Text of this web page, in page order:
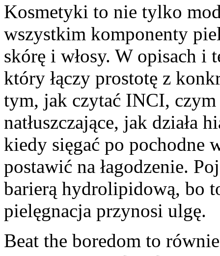
Kosmetyki to nie tylko
wszystkim komponenty
skórę i włosy. W opisach i
który łączy prostotę z
tym, jak czytać INCI, czym
natłuszczające, jak działa
kiedy sięgać po pochodne
postawić na łagodzenie.
barierą hydrolipidową, bo
pielęgnacja przynosi ulgę.
Beat the boredom to